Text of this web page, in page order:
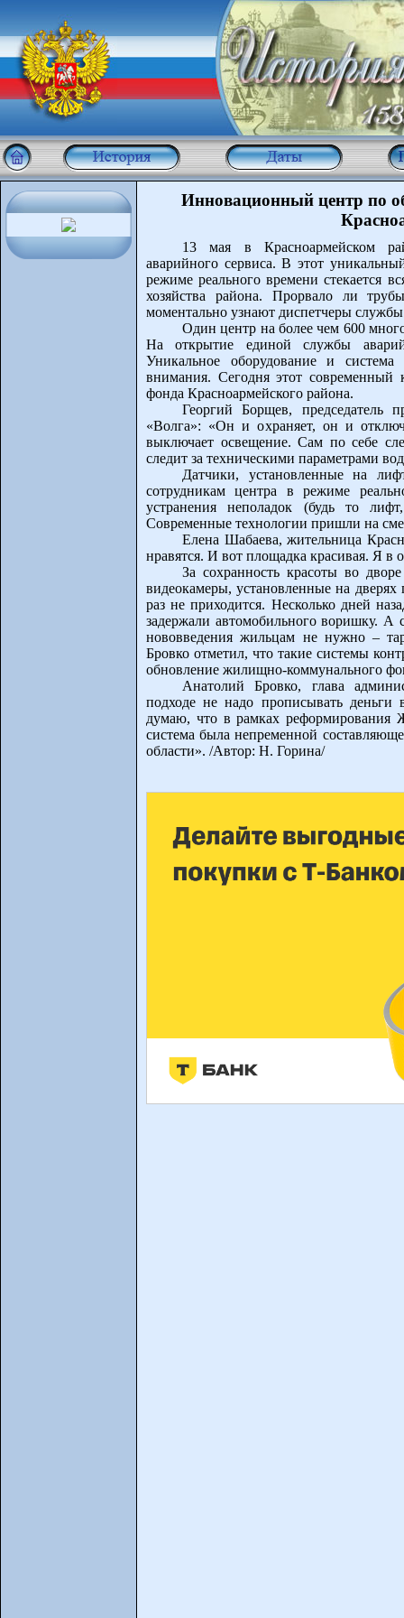
Инновационный центр по
13 мая в Красноармейском
аварийного сервиса. В этот
режиме реального времени стекается
хозяйства района. Прорвало ли
моментально узнают диспетчеры
Один центр на более чем 600
На открытие единой службы
Уникальное оборудование и
внимания. Сегодня этот
фонда Красноармейского района.
Георгий Борщев,
«Волга»: «Он и охраняет, он и
выключает освещение. Сам по себе
следит за техническими параметрами
Датчики, установленные на
сотрудникам центра в режиме
устранения неполадок (будь то
Современные технологии пришли на
Елена Шабаева, жительница
нравятся. И вот площадка красивая. Я в
За сохранность красоты во
видеокамеры, установленные на
раз не приходится. Несколько дней
задержали автомобильного воришку. А
нововведения жильцам не нужно –
Бровко отметил, что такие системы
обновление жилищно-коммунального
Анатолий Бровко, глава
подходе не надо прописывать
думаю, что в рамках реформирования
система была непременной
области». /Автор: Н. Горина/